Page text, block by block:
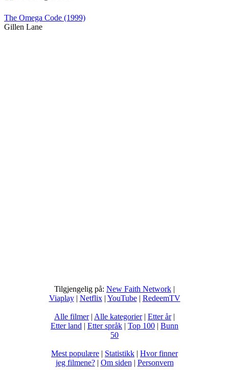
The Omega Code (1999)
Gillen Lane
Tilgjengelig på: New Faith Network |
Viaplay| Netflix| YouTube| RedeemTV
Alle filmer| Alle kategorier| Etter år|
Etter land | Etter språk | Top 100 | Bunn
50
Mest populære | Statistikk | Hvor finner
jeg filmene?| Om siden | Personvern